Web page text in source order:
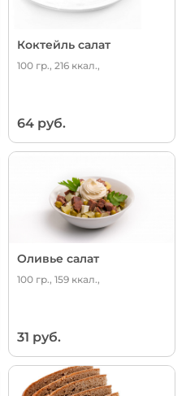
Коктейль салат
100 гр., 216 ккал.,
64 руб.
Оливье салат
100 гр., 159 ккал.,
31 руб.